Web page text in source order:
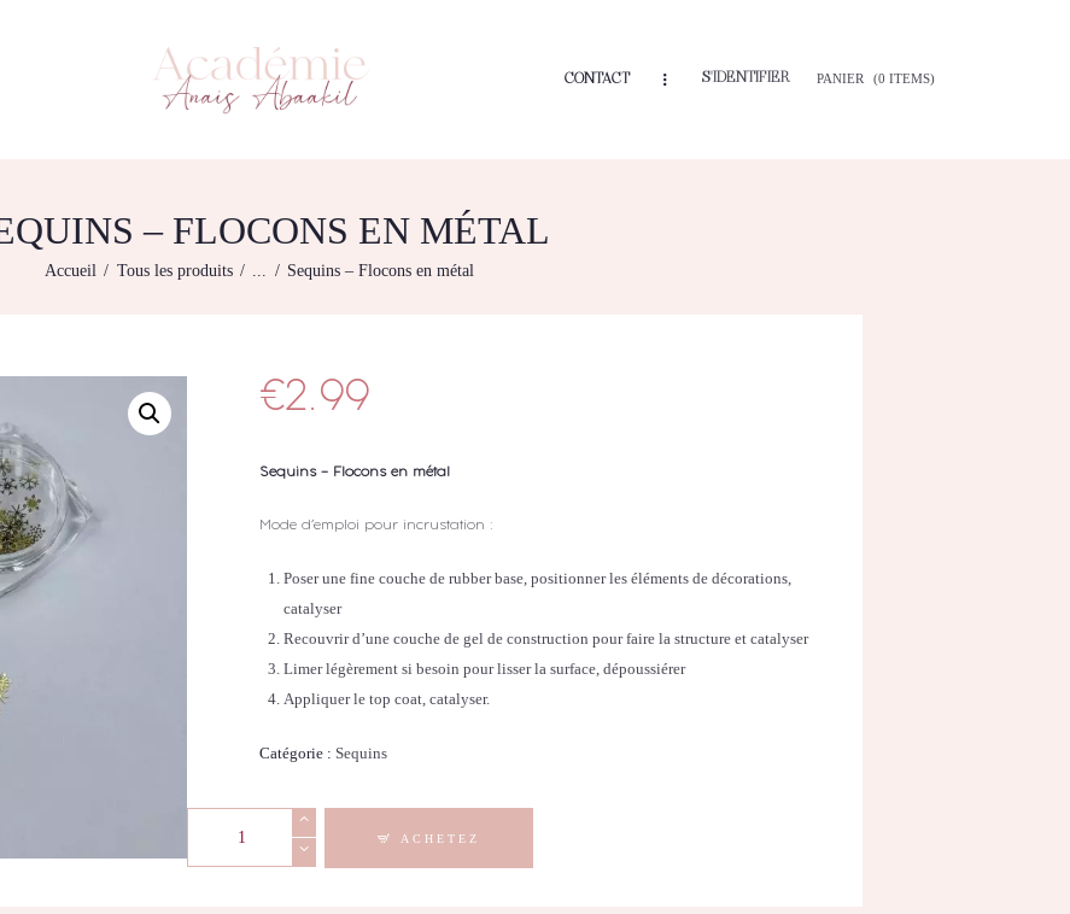
CONTACT S'IDENTIFIER PANIER (0 ITEMS)
– FLOCONS EN MÉTAL
Accueil Tous les produits Sequins – Flocons en métal
ACADÉMIE ANAÏS ABAAKIL
Formation et shop Indigo
NOS FORMATIONS
AGENDA DE
BOUTIQUE
CONTACTEZ-NOUS
MODÈLE
€2.99
Sequins – Flocons en métal
Mode d’emploi pour incrustation :
Poser une fine couche de rubber base, positionner les éléments de décorations,
catalyser
Recouvrir d’une couche de gel de construction pour faire la structure et catalyser
Limer légèrement si besoin pour lisser la surface, dépoussiérer
Appliquer le top coat, catalyser.
Catégorie : Sequins
ACHETEZ